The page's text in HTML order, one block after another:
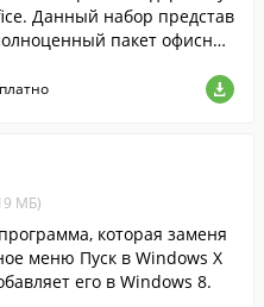
Данный набор представ
пакет офисных
МБ)
которая заменя
меню Пуск в Windows X
его в Windows 8.